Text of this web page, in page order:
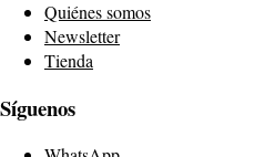
Quiénes somos
Newsletter
Tienda
Síguenos